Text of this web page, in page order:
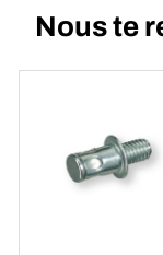
Nous te